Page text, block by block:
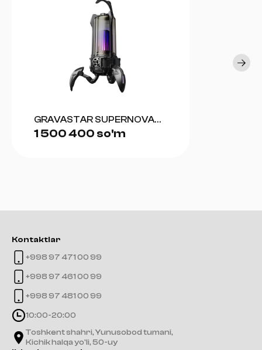
GRAVASTAR SUPERNOVA
BLUETOOTH SPEAKER
1 500 400 so'm
Kontaktlar
+998 97 471 00 99
+998 97 461 00 99
+998 97 481 00 99
10:00-20:00
Toshkent shahri, Yunusobod tumani,
Kichik halqa yo'li, 50-uy